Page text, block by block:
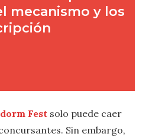
Fest solo puede caer
Sin embargo,